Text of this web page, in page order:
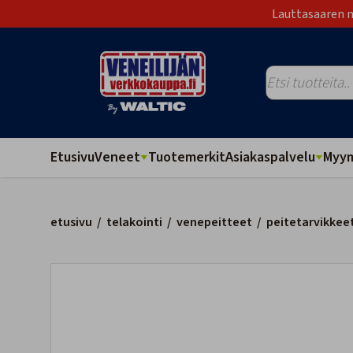
Lauttasaaren
EtusivuVeneet TuotemerkitAsiakaspalvelu
etusivu / telakointi / venepeitteet /